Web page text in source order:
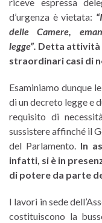
riceve espressa
d’urgenza è vietata: “
delle Camere,
legge”. Detta attività
straordinari casi di
Esaminiamo dunque
di un decreto legge e
requisito di
sussistere affinché il
del Parlamento. In
infatti, si è in
di potere da parte
I lavori in sede
costituiscono la